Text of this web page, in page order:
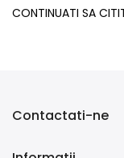
CONTINUATI SA
Contactati-ne